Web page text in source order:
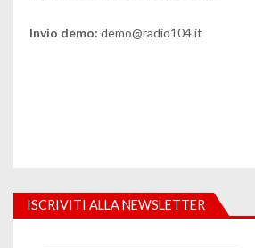
Invio demo: demo@radio104.it
ISCRIVITI ALLA NEWSLETTER